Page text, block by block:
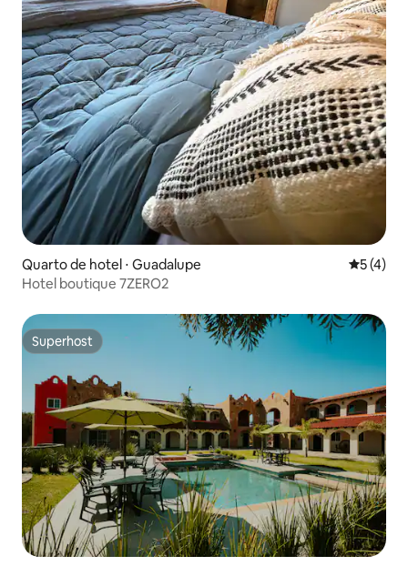
Quarto de hotel ⋅ Guadalupe 5 de
5 (4)
Hotel boutique 7ZERO2
Superhost
Superhost